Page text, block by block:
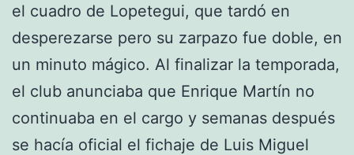
el cuadro de Lopetegui, que tardó en
desperezarse pero su zarpazo fue doble, en
un minuto mágico. Al finalizar la temporada,
el club anunciaba que Enrique Martín no
continuaba en el cargo y semanas después
se hacía oficial el fichaje de Luis Miguel